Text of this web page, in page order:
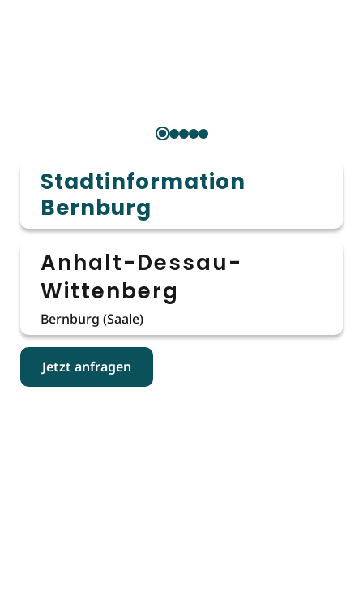
Stadtinformation
Bernburg
Anhalt-Dessau-
Wittenberg
Bernburg (Saale)
Jetzt anfragen